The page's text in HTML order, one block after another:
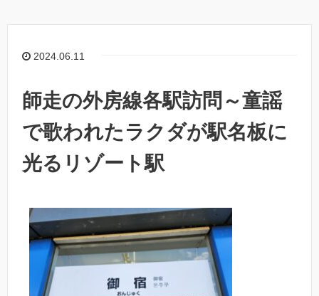
2024.06.11
師走の外房線各駅訪問～童謡
で歌われたラクダが駅名板に
光るリゾート駅